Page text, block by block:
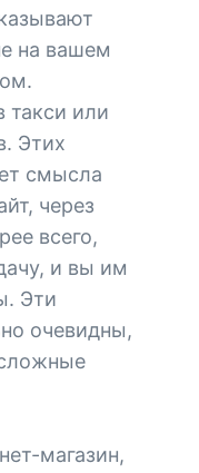
на вашем
такси или
Этих
смысла
через
всего,
и вы им
Эти
очевидны,
магазин,